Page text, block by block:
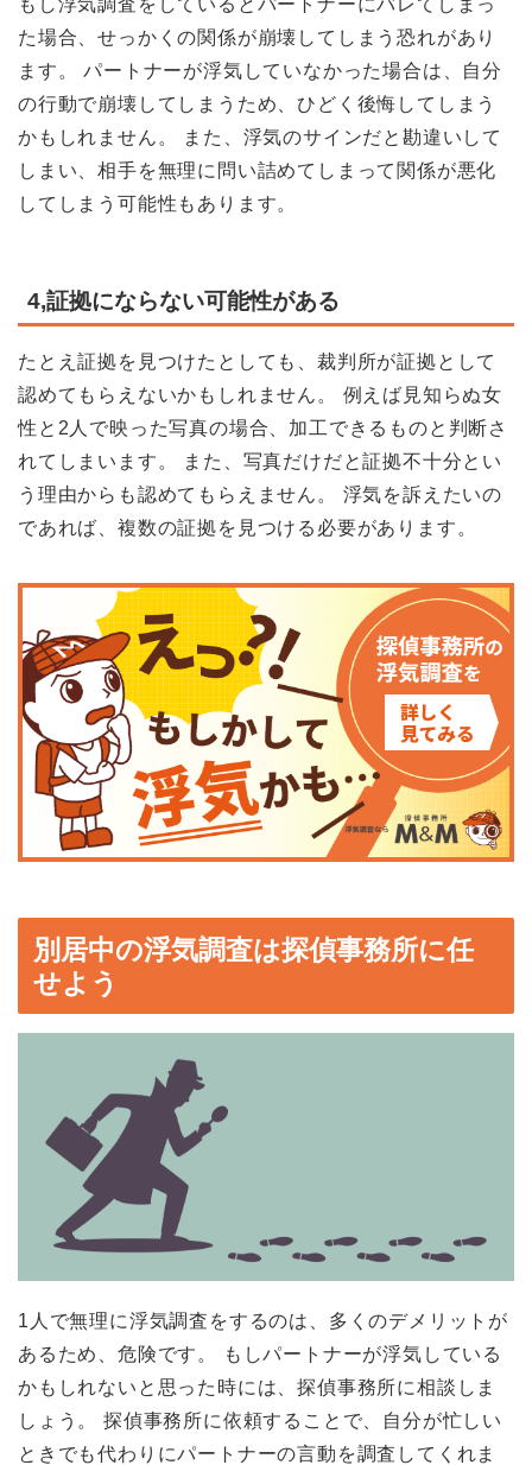
もし浮気調査をしているとパートナーにバレてしまっ
た場合、せっかくの関係が崩壊してしまう恐れがあり
ます。 パートナーが浮気していなかった場合は、自分
の行動で崩壊してしまうため、ひどく後悔してしまう
かもしれません。 また、浮気のサインだと勘違いして
しまい、相手を無理に問い詰めてしまって関係が悪化
してしまう可能性もあります。
4,証拠にならない可能性がある
たとえ証拠を見つけたとしても、裁判所が証拠として
認めてもらえないかもしれません。 例えば見知らぬ女
性と2人で映った写真の場合、加工できるものと判断さ
れてしまいます。 また、写真だけだと証拠不十分とい
う理由からも認めてもらえません。 浮気を訴えたいの
であれば、複数の証拠を見つける必要があります。
別居中の浮気調査は探偵事務所に任
せよう
1人で無理に浮気調査をするのは、多くのデメリットが
あるため、危険です。 もしパートナーが浮気している
かもしれないと思った時には、探偵事務所に相談しま
しょう。 探偵事務所に依頼することで、自分が忙しい
ときでも代わりにパートナーの言動を調査してくれま